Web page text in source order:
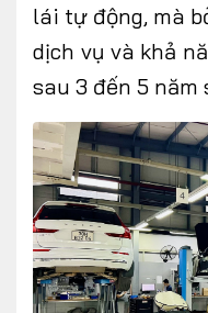
lái tự động, mà
dịch vụ và khả
sau 3 đến 5 năm